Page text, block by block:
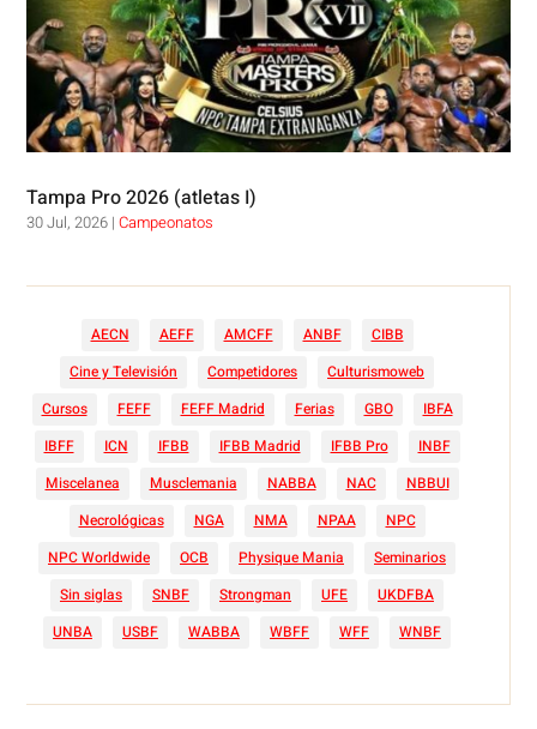
Tampa Pro 2026 (atletas I)
30 Jul, 2026 |Campeonatos
AECN AEFF AMCFF ANBF
CIBB
Cine y Televisión
Competidores
Culturismoweb
Cursos
FEFF FEFF Madrid Ferias GBO
IBFA
IBFF
ICN IFBB IFBB Madrid IFBB Pro
INBF
Miscelanea
Musclemania NABBA NAC
NBBUI
Necrológicas
NGA NMA NPAA
NPC
NPC Worldwide
OCB Physique Mania
Seminarios
Sin siglas
SNBF Strongman UFE
UKDFBA
UNBA
USBF WABBA WBFF WFF WNBF